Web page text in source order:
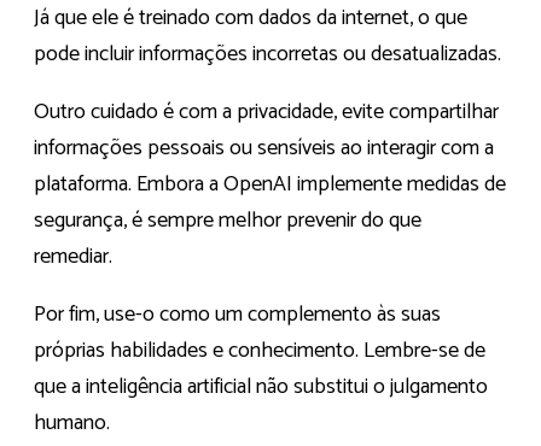
Já que ele é treinado com dados da internet, o que
pode incluir informações incorretas ou desatualizadas.
Outro cuidado é com a privacidade, evite compartilhar
informações pessoais ou sensíveis ao interagir com a
plataforma. Embora a OpenAI implemente medidas de
segurança, é sempre melhor prevenir do que
remediar.
Por fim, use-o como um complemento às suas
próprias habilidades e conhecimento. Lembre-se de
que a inteligência artificial não substitui o julgamento
humano.